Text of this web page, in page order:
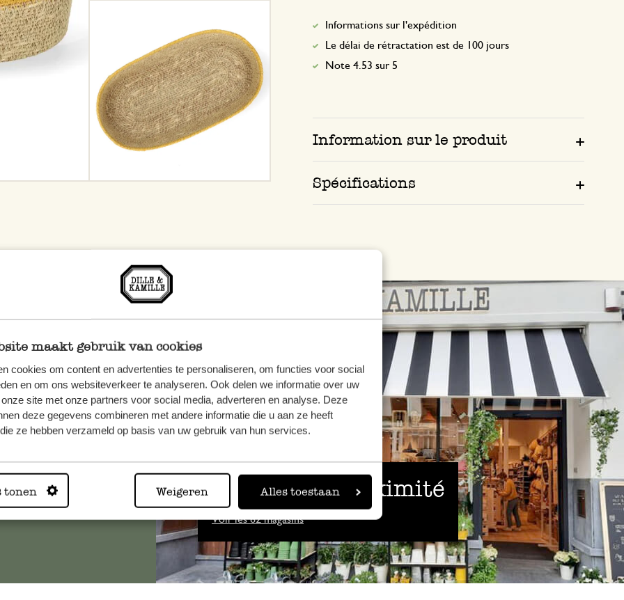
maakt gebruik van cookies
cookies om content en advertenties te personaliseren, om functies voor social
en om ons websiteverkeer te analyseren. Ook delen we informatie over uw
site met onze partners voor social media, adverteren en analyse. Deze
deze gegevens combineren met andere informatie die u aan ze heeft
ze hebben verzameld op basis van uw gebruik van hun services.
tonen Weigeren Alles toestaan
Informations sur l'expédition
Le délai de rétractation est de 100 jours
Note 4.53 sur 5
Information sur le produit
Spécifications
Toujours à proximité
Voir les 62 magasins
veuillez
.